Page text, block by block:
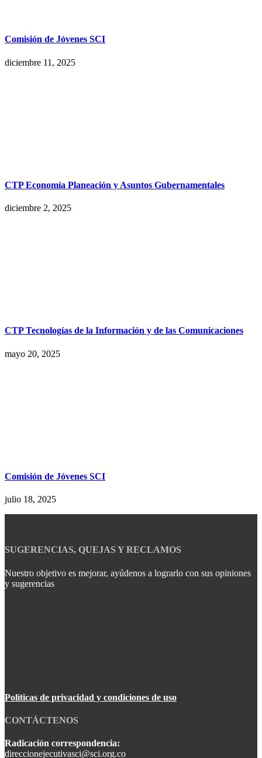
Comisión de Jóvenes SCI
diciembre 11, 2025
CTP Economía Planeación y Asuntos Gubernamentales
diciembre 2, 2025
CTP Tecnologías de la Información y de las Comunicaciones
mayo 20, 2025
Comisión de Jóvenes SCI
julio 18, 2025
SUGERENCIAS, QUEJAS Y RECLAMOS
Nuestro objetivo es mejorar, ayúdenos a lograrlo con sus opiniones
y sugerencias
Políticas de privacidad y condiciones de uso
CONTÁCTENOS
Radicación correspondencia:
direccionejecutivasci@sci.org.co